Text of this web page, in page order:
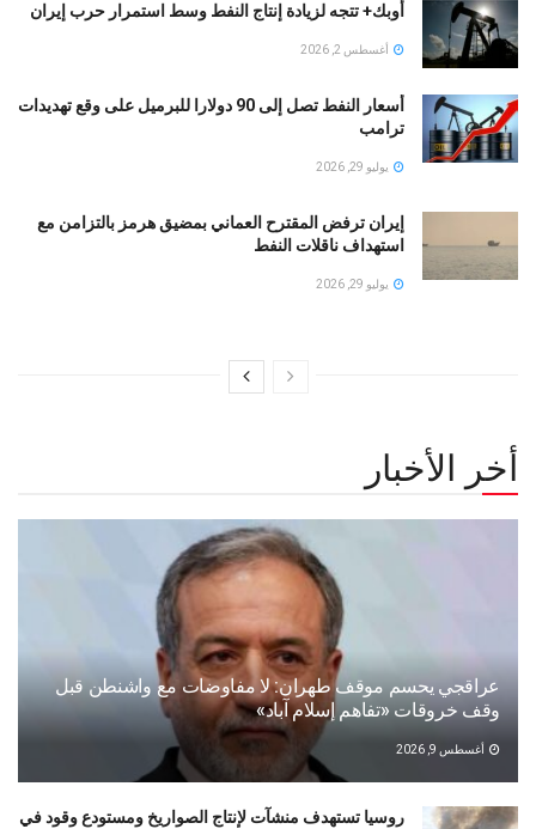
أوبك+ تتجه لزيادة إنتاج النفط وسط استمرار حرب إيران
أغسطس 2, 2026
أسعار النفط تصل إلى 90 دولارا للبرميل على وقع تهديدات
ترامب
يوليو 29, 2026
إيران ترفض المقترح العماني بمضيق هرمز بالتزامن مع
استهداف ناقلات النفط
يوليو 29, 2026
أخر الأخبار
عراقجي يحسم موقف طهران: لا مفاوضات مع واشنطن قبل
وقف خروقات «تفاهم إسلام آباد»
أغسطس 9, 2026
روسيا تستهدف منشآت لإنتاج الصواريخ ومستودع وقود في